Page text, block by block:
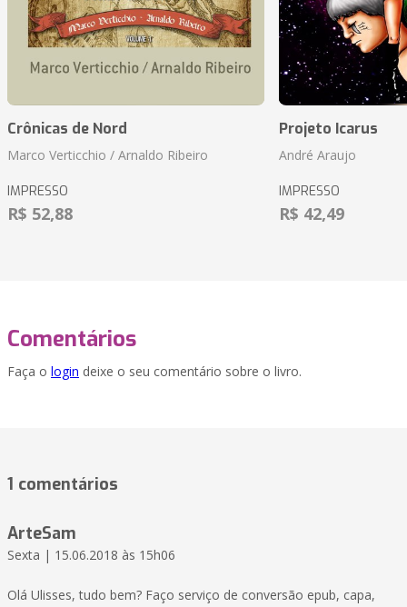
Crônicas de Nord
Marco Verticchio / Arnaldo Ribeiro
IMPRESSO
R$ 52,88
Projeto Icarus
André Araujo
IMPRESSO
R$ 42,49
Comentários
Faça o login deixe o seu comentário sobre o livro.
1 comentários
ArteSam
Sexta | 15.06.2018 às 15h06
Olá Ulisses, tudo bem? Faço serviço de conversão epub, capa,